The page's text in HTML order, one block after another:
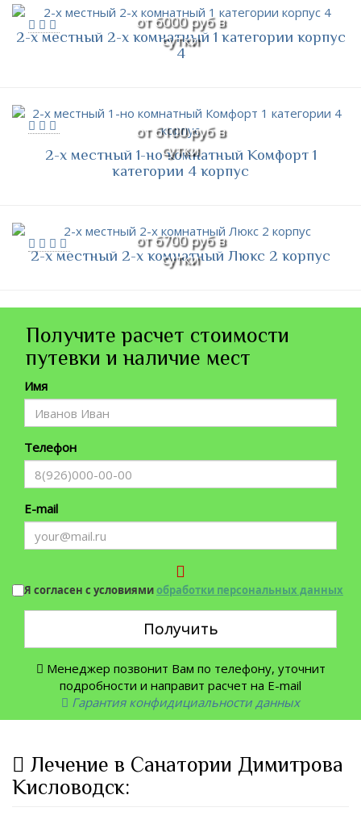
от 6000 руб в
сутки
2-х местный 2-х комнатный 1 категории корпус
4
от 6100 руб в
сутки
2-х местный 1-но комнатный Комфорт 1
категории 4 корпус
от 6700 руб в
сутки
2-х местный 2-х комнатный Люкс 2 корпус
Получите расчет стоимости
путевки и наличие мест
Имя
Телефон
E-mail
Я согласен с условиямиобработки персональных данных
Получить
Менеджер позвонит Вам по телефону, уточнит
подробности и направит расчет на E-mail
Гарантия конфидициальности данных
Лечение в Санатории Димитрова
Кисловодск: